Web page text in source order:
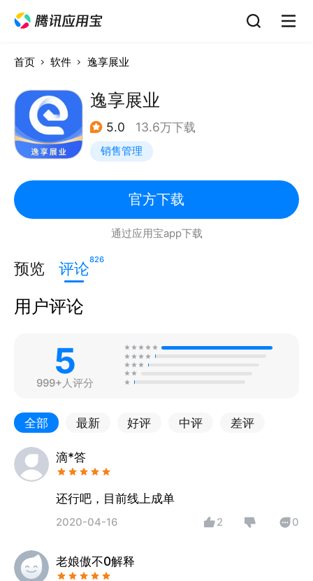
首页 软件 逸享展业
逸享展业
5.0 13.6万下载
销售管理
官方下载
通过应用宝app下载
预览 评论826
用户评论
5
999+人评分
全部 最新 好评 中评 差评
滴*答
还行吧，目前线上成单
2020-04-16 2 0
老娘傲不0解释